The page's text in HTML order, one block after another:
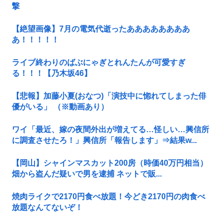
撃
【絶望画像】7月の電気代逝ったああああああああ
あ！！！！！
ライブ終わりのばぶにゃぎとれんたんが可愛すぎ
る！！！【乃木坂46】
【悲報】加藤小夏(おなつ)「演技中に惚れてしまった俳
優がいる」 （※動画あり）
ワイ「最近、嫁の夜間外出が増えてる…怪しい…興信所
に調査させたろ！」興信所「報告します」⇒結果w...
【岡山】シャインマスカット200房（時価40万円相当）
畑から盗んだ疑いで男を逮捕 ネットで販...
焼肉ライクで2170円食べ放題！今どき2170円の肉食べ
放題なんてないぞ！